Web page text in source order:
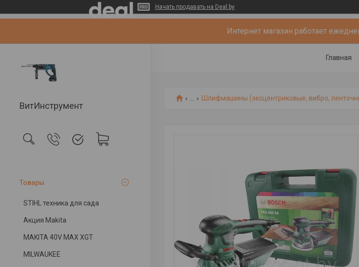
Начать продавать на Deal.by
Интернет магазин работает
ВитИнструмент
Товары
STIHL техника для сада
Акция Makita
MAKITA 40V MAX XGT
MILWAUKEE
Главная
Шлифмашины (эксцентриковые, вибро,